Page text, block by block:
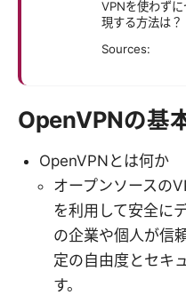
VPNを使わず
現する方法は？
Sources:
OpenVPNの基
OpenVPNとは何か
オープンソースの
を利用して安全に
の企業や個人が信
定の自由度とセキ
す。